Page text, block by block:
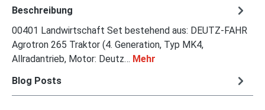
Beschreibung
00401 Landwirtschaft Set bestehend aus: DEUTZ-FAHR
Agrotron 265 Traktor (4. Generation, Typ MK4,
Allradantrieb, Motor: Deutz… Mehr
Blog Posts